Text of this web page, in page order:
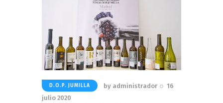
D.O.P. JUMILLA by administrador
16
julio 2020